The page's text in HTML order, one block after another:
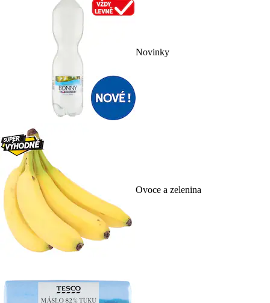
Novinky
Ovoce a zelenina